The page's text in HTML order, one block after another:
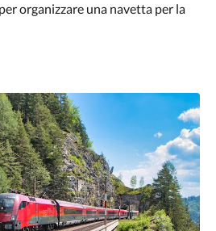
organizzare una navetta per la